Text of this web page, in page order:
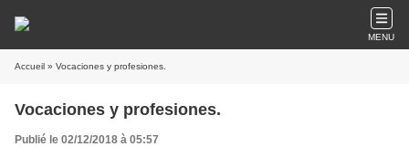
MENU
Accueil » Vocaciones y profesiones.
Vocaciones y profesiones.
Publié le 02/12/2018 à 05:57